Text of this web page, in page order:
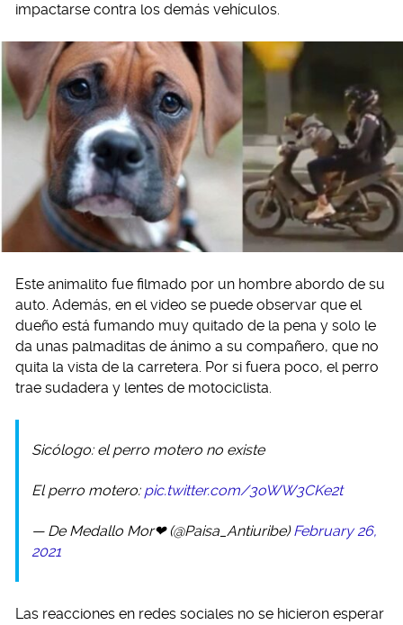
impactarse contra los demás vehículos.
Este animalito fue filmado por un hombre abordo de su
auto. Además, en el video se puede observar que el
dueño está fumando muy quitado de la pena y solo le
da unas palmaditas de ánimo a su compañero, que no
quita la vista de la carretera. Por si fuera poco, el perro
trae sudadera y lentes de motociclista.
Sicólogo: el perro motero no existe
El perro motero: pic.twitter.com/3oWW3CKe2t
— De Medallo Mor❤ (@Paisa_Antiuribe)February 26,
2021
Las reacciones en redes sociales no se hicieron esperar